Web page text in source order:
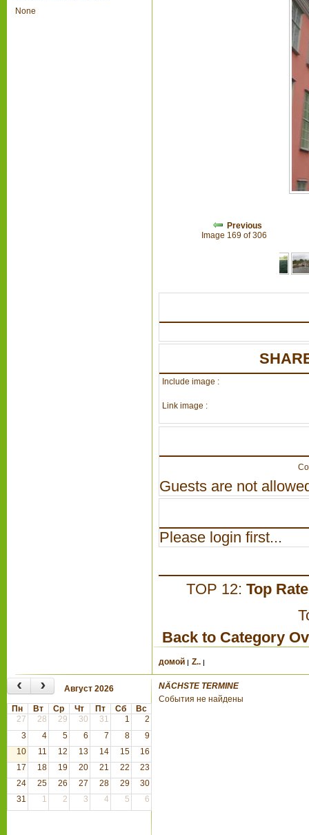
None
Previous
Image 169 of 306
Include image :
Link image :
Guests are not
Please login first...
TOP 12: Top
Back to Category
домой Z..
‹ › Август 2026
Пн Вт Ср Чт Пт Сб
Вс
27
28 29 30 31 1
2
3
4 5 6 7 8
9
10
11 12 13 14 15
16
17
18 19 20 21 22
23
24
25 26 27 28 29
30
31
1 2 3 4 5 6
NÄCHSTE TERMINE
События не найдены